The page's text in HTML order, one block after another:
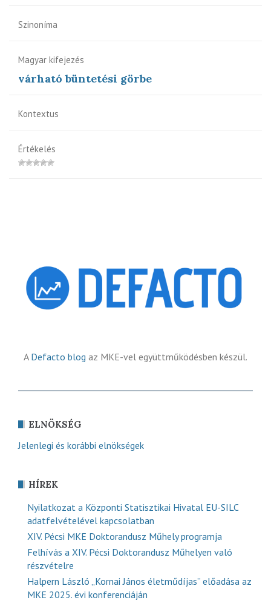
Szinoníma
Magyar kifejezés
várható büntetési görbe
Kontextus
Értékelés
A Defacto blog az MKE-vel együttműködésben készül.
ELNÖKSÉG
Jelenlegi és korábbi elnökségek
HÍREK
Nyilatkozat a Központi Statisztikai Hivatal EU-SILC
adatfelvételével kapcsolatban
XIV. Pécsi MKE Doktorandusz Műhely programja
Felhívás a XIV. Pécsi Doktorandusz Műhelyen való
részvételre
Halpern László „Kornai János életműdíjas” előadása az
MKE 2025. évi konferenciáján